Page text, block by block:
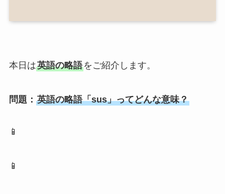
本日は英語の略語をご紹介します。
問題： 英語の略語「sus」ってどんな意味？
📱
📱